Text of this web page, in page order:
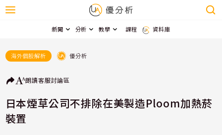
新聞 分析 教學 課程 資料庫
海外個股解析 優分析
朗讀客服討論區
日本煙草公司不排除在美製造Ploom加熱菸
裝置